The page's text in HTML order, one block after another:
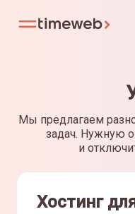
Мы предлагаем
задач. Нужную
и
Хостинг